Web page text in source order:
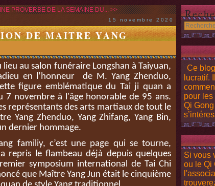
PROVERBE DE LA SEMAINE DU... >>
15 novembre 2020
DE MAITRE YANG
au salon funéraire Longshan à Taiyuan,
en l’honneur de M. Yang Zhenduo,
figure emblématique du Tai ji quan a
novembre à l'âge honorable de 95 ans.
représentants des arts martiaux de tout le
Yang Zhenduo, Yang Zhifang, Yang Bin,
dernier hommage.
familiy, c’est une page qui se tourne,
repris le flambeau déjà depuis quelques
symposium international de Tai Chi
que Maître Yang Jun était le cinquième
Ce
lucratif.
pour les
Qi
Si vous
ou le Qi